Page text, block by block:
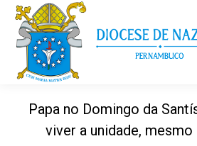
Papa no Domingo da
viver a unidade,